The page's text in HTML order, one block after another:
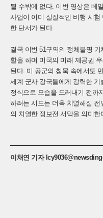
될 수밖에 없다. 이번 영상은 베
사업이 이미 실질적인 비행 시
한 단서가 된다.
결국 이번 51구역의 정체불명
할을 하며 미국의 미래 제공권
된다. 미 공군의 침묵 속에서도
세계 군사 강국들에게 강력한 기
정식으로 모습을 드러내기 전까
하려는 시도는 더욱 치열해질
의 치열한 정보전 서막을 의미한
이채연 기자